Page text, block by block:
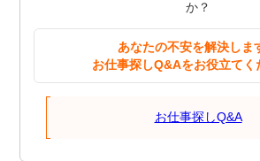
か？
あなたの不安を解決しま
お仕事探しQ&Aをお役立てく
お仕事探しQ&A